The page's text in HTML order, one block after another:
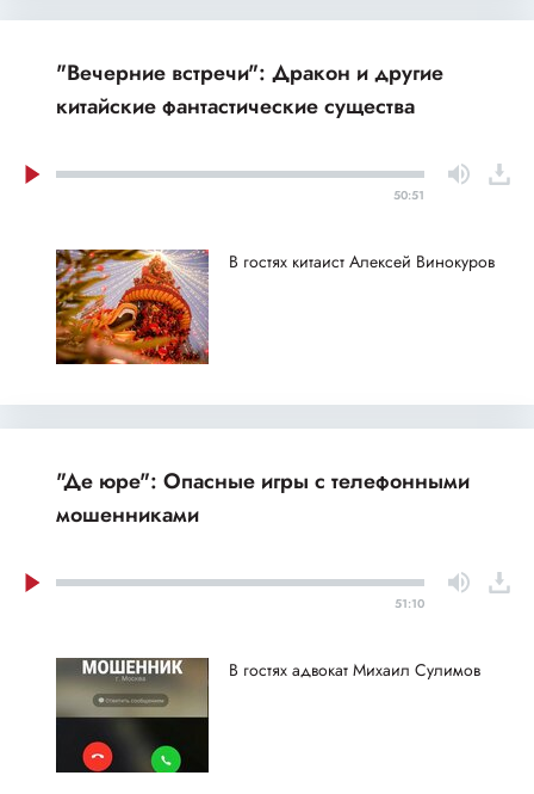
"Вечерние встречи": Дракон и другие
китайские фантастические существа
50:51
В гостях китаист Алексей Винокуров
"Де юре": Опасные игры с телефонными
мошенниками
51:10
В гостях адвокат Михаил Сулимов